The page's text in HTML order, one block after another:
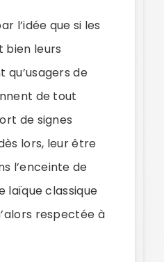
l’idée que si les
bien leurs
de
de tout
de signes
lors, leur être
l’enceinte de
laïque classique
respectée à